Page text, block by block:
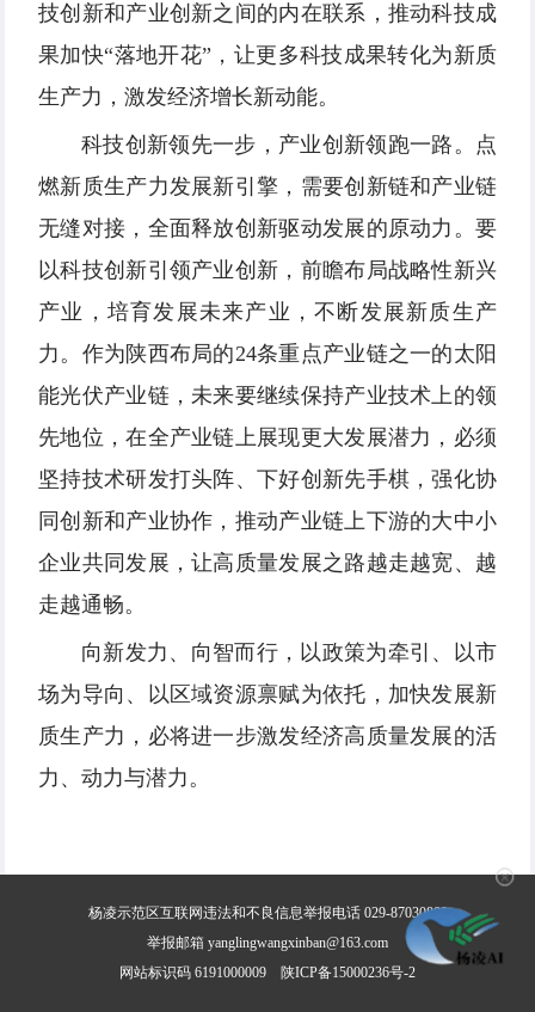
技创新和产业创新之间的内在联系，推动科技成
果加快“落地开花”，让更多科技成果转化为新质
生产力，激发经济增长新动能。
科技创新领先一步，产业创新领跑一路。点
燃新质生产力发展新引擎，需要创新链和产业链
无缝对接，全面释放创新驱动发展的原动力。要
以科技创新引领产业创新，前瞻布局战略性新兴
产业，培育发展未来产业，不断发展新质生产
力。作为陕西布局的24条重点产业链之一的太阳
能光伏产业链，未来要继续保持产业技术上的领
先地位，在全产业链上展现更大发展潜力，必须
坚持技术研发打头阵、下好创新先手棋，强化协
同创新和产业协作，推动产业链上下游的大中小
企业共同发展，让高质量发展之路越走越宽、越
走越通畅。
向新发力、向智而行，以政策为牵引、以市
场为导向、以区域资源禀赋为依托，加快发展新
质生产力，必将进一步激发经济高质量发展的活
力、动力与潜力。
杨凌示范区互联网违法和不良信息举报电话 029-87030800
举报邮箱 yanglingwangxinban@163.com
网站标识码 6191000009
陕ICP备15000236号-2
✕